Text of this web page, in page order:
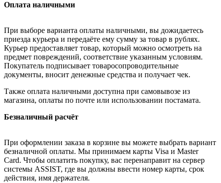
Оплата наличными
При выборе варианта оплаты наличными, вы дожидаетесь
приезда курьера и передаёте ему сумму за товар в рублях.
Курьер предоставляет товар, который можно осмотреть на
предмет повреждений, соответствие указанным условиям.
Покупатель подписывает товаросопроводительные
документы, вносит денежные средства и получает чек.
Также оплата наличными доступна при самовывозе из
магазина, оплаты по почте или использовании постамата.
Безналичный расчёт
При оформлении заказа в корзине вы можете выбрать вариант
безналичной оплаты. Мы принимаем карты Visa и Master
Card. Чтобы оплатить покупку, вас перенаправит на сервер
системы ASSIST, где вы должны ввести номер карты, срок
действия, имя держателя.